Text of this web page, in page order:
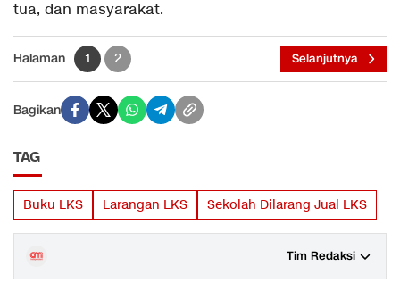
tua, dan masyarakat.
Halaman 1 2 Selanjutnya
Bagikan
TAG
Buku LKS Larangan LKS Sekolah Dilarang Jual LKS
Tim Redaksi